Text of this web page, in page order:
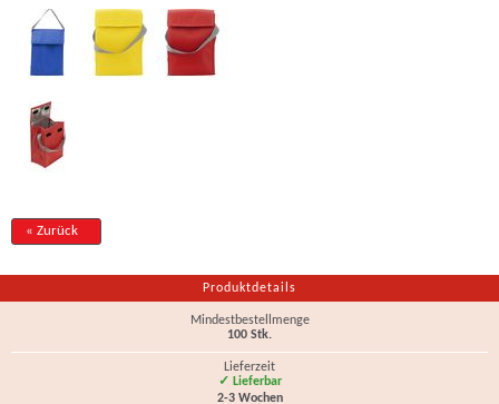
« Zurück
Produktdetails
Mindestbestellmenge
100 Stk.
Lieferzeit
✓ Lieferbar
2-3 Wochen